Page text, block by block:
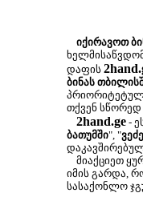
იქირავოთ
დაფის
ბინას
თქვენ
2hand.ge -
ბათუმში", "
მიაქციეთ
იმის გარდა,
სასაქონლო